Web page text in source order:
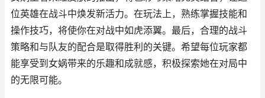
位英雄在战斗中焕发新活力。在玩法上，熟练掌握技能和
操作技巧，将使你在对战中如虎添翼。最后，合理的战斗
策略和与队友的配合是取得胜利的关键。希望每位玩家都
能享受到女娲带来的乐趣和成就感，积极探索她在对局中
的无限可能。